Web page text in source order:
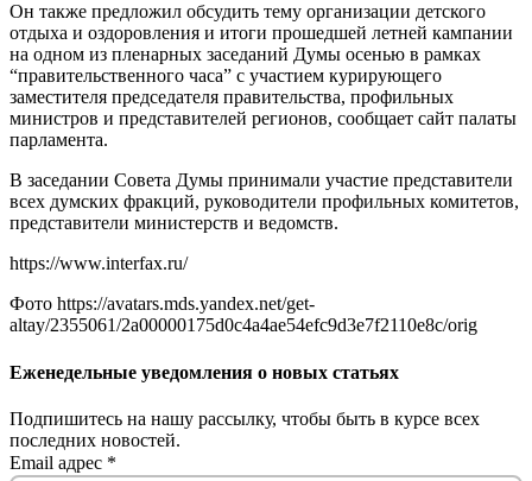
Он также предложил обсудить тему организации детского
отдыха и оздоровления и итоги прошедшей летней кампании
на одном из пленарных заседаний Думы осенью в рамках
“правительственного часа” с участием курирующего
заместителя председателя правительства, профильных
министров и представителей регионов, сообщает сайт палаты
парламента.
В заседании Совета Думы принимали участие представители
всех думских фракций, руководители профильных комитетов,
представители министерств и ведомств.
https://www.interfax.ru/
Фото https://avatars.mds.yandex.net/get-
altay/2355061/2a00000175d0c4a4ae54efc9d3e7f2110e8c/orig
Еженедельные уведомления о новых статьях
Подпишитесь на нашу рассылку, чтобы быть в курсе всех
последних новостей.
Email адрес *